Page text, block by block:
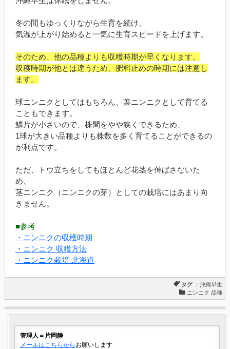
冬の間もゆっくりながら生育を続け、
気温が上がり始めると一気に生育スピードを上げます。
そのため、他の品種よりも収穫時期が早くなります。
収穫時期が他とは違うため、肥料止めの時期には注意し
ます。
球ニンニクとしてはもちろん、葉ニンニクとして育てる
こともできます。
鱗片が小さいので、株間をやや狭くできるため、
1球が大きい品種よりも株数を多く育てることができるの
が利点です。
ただ、トウ立ちをしてもほとんど花茎を伸ばさないた
め、
茎ニンニク（ニンニクの芽）としての栽培にはあまり向
きません。
■参考
・ニンニクの収穫時期
・ニンニク 収穫方法
・ニンニク栽培 北海道
タグ ：沖縄早生
ニンニク 品種
管理人＝片岡静
メールはこちらから お願いします